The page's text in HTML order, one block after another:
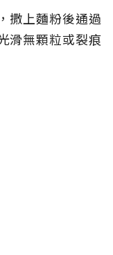
撒上麵粉後通過
滑無顆粒或裂痕